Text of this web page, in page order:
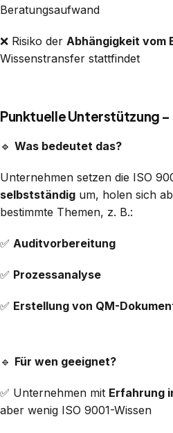
Beratungsaufwand
❌ Risiko der Abhängigkeit vom
Wissenstransfer stattfindet
Punktuelle Unterstützung
🔹 Was bedeutet das?
Unternehmen setzen die ISO
selbstständig um, holen sich
bestimmte Themen, z. B.:
✅ Auditvorbereitung
✅ Prozessanalyse
✅ Erstellung von QM-
🔹 Für wen geeignet?
✅ Unternehmen mit Erfahrung
aber wenig ISO 9001-Wissen